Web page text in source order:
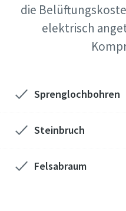
die
elektrisch
Sprenglochbohren
Steinbruch
Felsabraum